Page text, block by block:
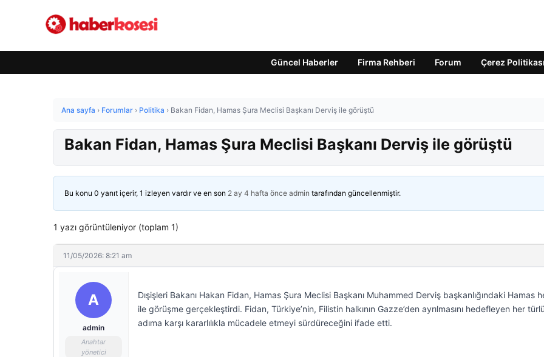
Güncel Haberler Firma Rehberi Forum Çerez Politikası
Ana sayfa › Forumlar › Politika › Bakan Fidan, Hamas Şura Meclisi Başkanı Derviş ile görüştü
Bakan Fidan, Hamas Şura Meclisi Başkanı Derviş ile görüştü
Bu konu 0 yanıt içerir, 1 izleyen vardır ve en son 2 ay 4 hafta önce admin tarafından güncellenmiştir.
1 yazı görüntüleniyor (toplam 1)
11/05/2026: 8:21 am
A
admin
Anahtar
yönetici
Dışişleri Bakanı Hakan Fidan, Hamas Şura Meclisi Başkanı Muhammed Derviş başkanlığındaki Hamas
ile görüşme gerçekleştirdi. Fidan, Türkiye’nin, Filistin halkının Gazze’den ayrılmasını hedefleyen her türlü
adıma karşı kararlılıkla mücadele etmeyi sürdüreceğini ifade etti.